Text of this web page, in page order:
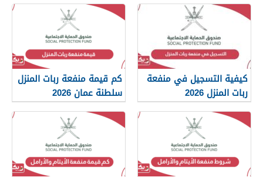
كيفية التسجيل في منفعة
ربات المنزل 2026
كم قيمة منفعة ربات المنزل
سلطنة عمان 2026